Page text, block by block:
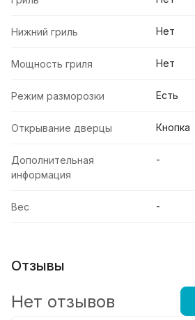
Нижний гриль Нет
Мощность гриля Нет
Режим разморозки Есть
Открывание дверцы Кнопка
Дополнительная
информация
-
Вес -
Отзывы
Нет отзывов